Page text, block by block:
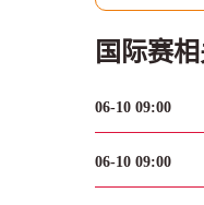
国际赛
06-10 09:00
06-10 09:00